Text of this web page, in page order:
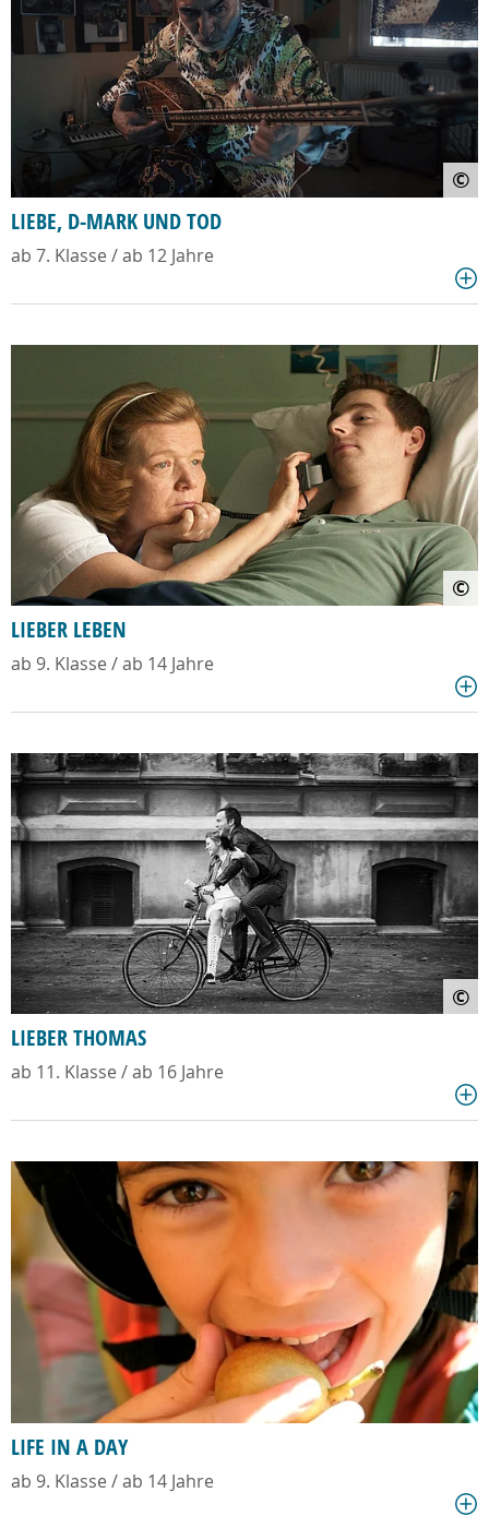
©
LIEBE, D-MARK UND TOD
ab 7. Klasse / ab 12 Jahre
©
LIEBER LEBEN
ab 9. Klasse / ab 14 Jahre
©
LIEBER THOMAS
ab 11. Klasse / ab 16 Jahre
LIFE IN A DAY
ab 9. Klasse / ab 14 Jahre